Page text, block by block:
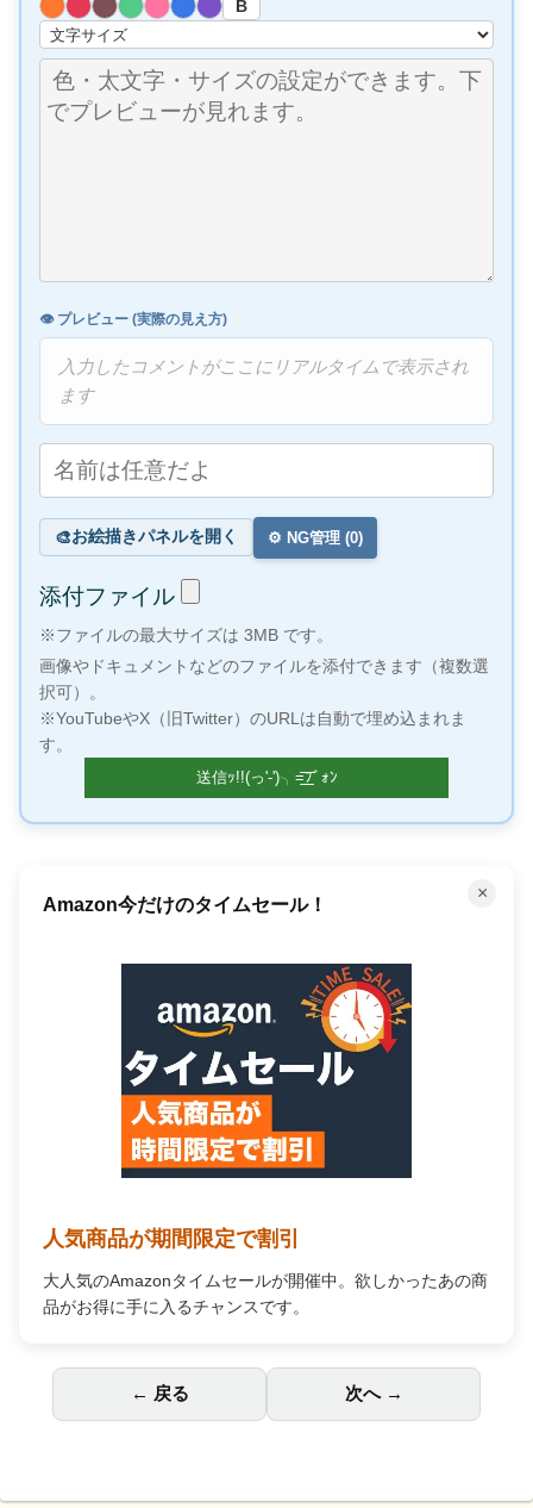
B
👁️ プレビュー (実際の見え方)
入力したコメントがここにリアルタイムで表示され
ます
🎨お絵描きパネルを開く ⚙️ NG管理 (0)
添付ファイル
※ファイルの最大サイズは 3MB です。
画像やドキュメントなどのファイルを添付できます（複数選
択可）。
※YouTubeやX（旧Twitter）のURLは自動で埋め込まれま
す。
×
Amazon今だけのタイムセール！
人気商品が期間限定で割引
大人気のAmazonタイムセールが開催中。欲しかったあの商
品がお得に手に入るチャンスです。
← 戻る 次へ →